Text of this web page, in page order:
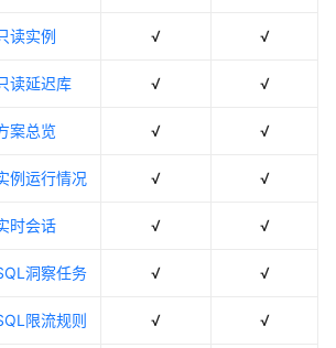
读实例 √ √
读延迟库 √ √
案总览 √ √
例运行情况 √ √
时会话 √ √
洞察任务 √ √
限流规则 √ √